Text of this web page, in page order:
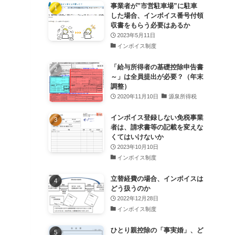
事業者が”市営駐車場”に駐車
した場合、インボイス番号付領
収書をもらう必要はあるか
2023年5月11日
インボイス制度
「給与所得者の基礎控除申告書
～」は全員提出が必要？（年末
調整）
2020年11月10日 源泉所得税
インボイス登録しない免税事業
者は、請求書等の記載を変えな
くてはいけないか
2023年10月10日
インボイス制度
立替経費の場合、インボイスは
どう扱うのか
2022年12月28日
インボイス制度
ひとり親控除の「事実婚」、ど